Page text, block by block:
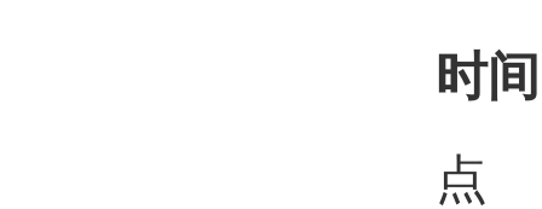
时
点